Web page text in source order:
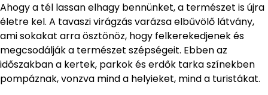
Ahogy a tél lassan elhagy bennünket, a természet is újra
életre kel. A tavaszi virágzás varázsa elbűvölő látvány,
ami sokakat arra ösztönöz, hogy felkerekedjenek és
megcsodálják a természet szépségeit. Ebben az
időszakban a kertek, parkok és erdők tarka színekben
pompáznak, vonzva mind a helyieket, mind a turistákat.